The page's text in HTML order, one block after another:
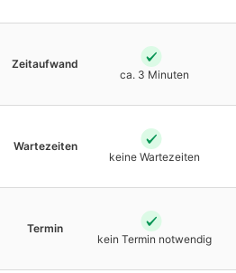
Zeit­aufwand
ca. 3 Minuten
Warte­zeiten
keine Warte­zeiten
Termin
kein Termin notwendig